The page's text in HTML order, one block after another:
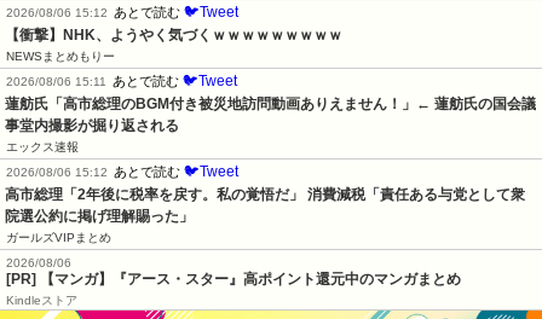
2026/08/06 15:12
あとで読む 🐦Tweet
【衝撃】NHK、ようやく気づくｗｗｗｗｗｗｗｗｗ
NEWSまとめもりー
2026/08/06 15:11
あとで読む 🐦Tweet
蓮舫氏「高市総理のBGM付き被災地訪問動画ありえません！」← 蓮舫氏の国会議
事堂内撮影が掘り返される
エックス速報
2026/08/06 15:12
あとで読む 🐦Tweet
高市総理「2年後に税率を戻す。私の覚悟だ」 消費減税「責任ある与党として衆
院選公約に掲げ理解賜った」
ガールズVIPまとめ
2026/08/06
[PR] 【マンガ】『アース・スター』高ポイント還元中のマンガまとめ
Kindleストア